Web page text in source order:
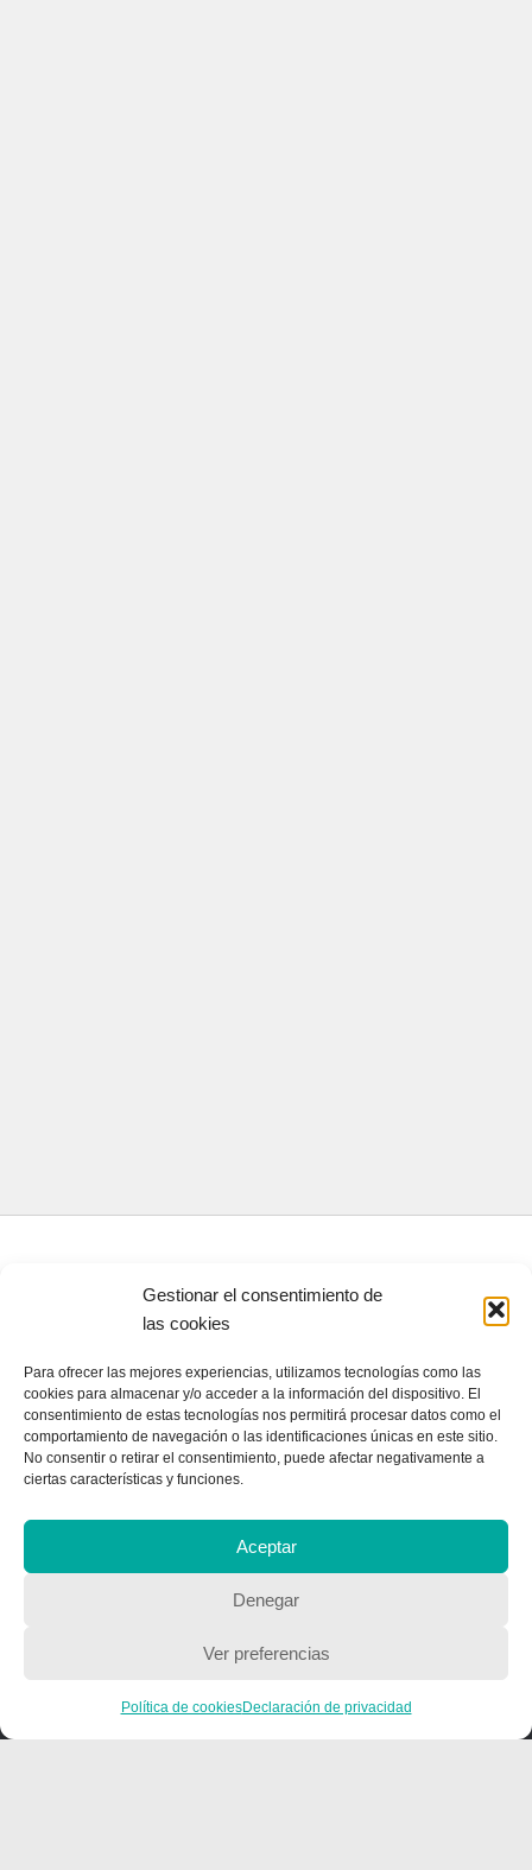
Gestionar el consentimiento de
las cookies
Para ofrecer las mejores experiencias, utilizamos tecnologías como las
cookies para almacenar y/o acceder a la información del dispositivo. El
consentimiento de estas tecnologías nos permitirá procesar datos como el
comportamiento de navegación o las identificaciones únicas en este sitio.
No consentir o retirar el consentimiento, puede afectar negativamente a
ciertas características y funciones.
Aceptar
Denegar
Ver preferencias
Política de cookiesDeclaración de privacidad
QUIENES SOMOS
Quienes somos